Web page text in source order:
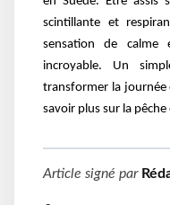
scintillante et
sensation de
incroyable. Un
transformer la
savoir plus sur la pêche
Article signé par